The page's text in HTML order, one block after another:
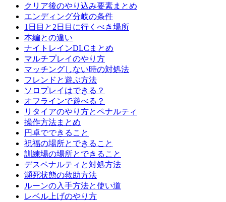
クリア後のやり込み要素まとめ
エンディング分岐の条件
1日目と2日目に行くべき場所
本編との違い
ナイトレインDLCまとめ
マルチプレイのやり方
マッチングしない時の対処法
フレンドと遊ぶ方法
ソロプレイはできる？
オフラインで遊べる？
リタイアのやり方とペナルティ
操作方法まとめ
円卓でできること
祝福の場所とできること
訓練場の場所とできること
デスペナルティと対処方法
瀕死状態の救助方法
ルーンの入手方法と使い道
レベル上げのやり方